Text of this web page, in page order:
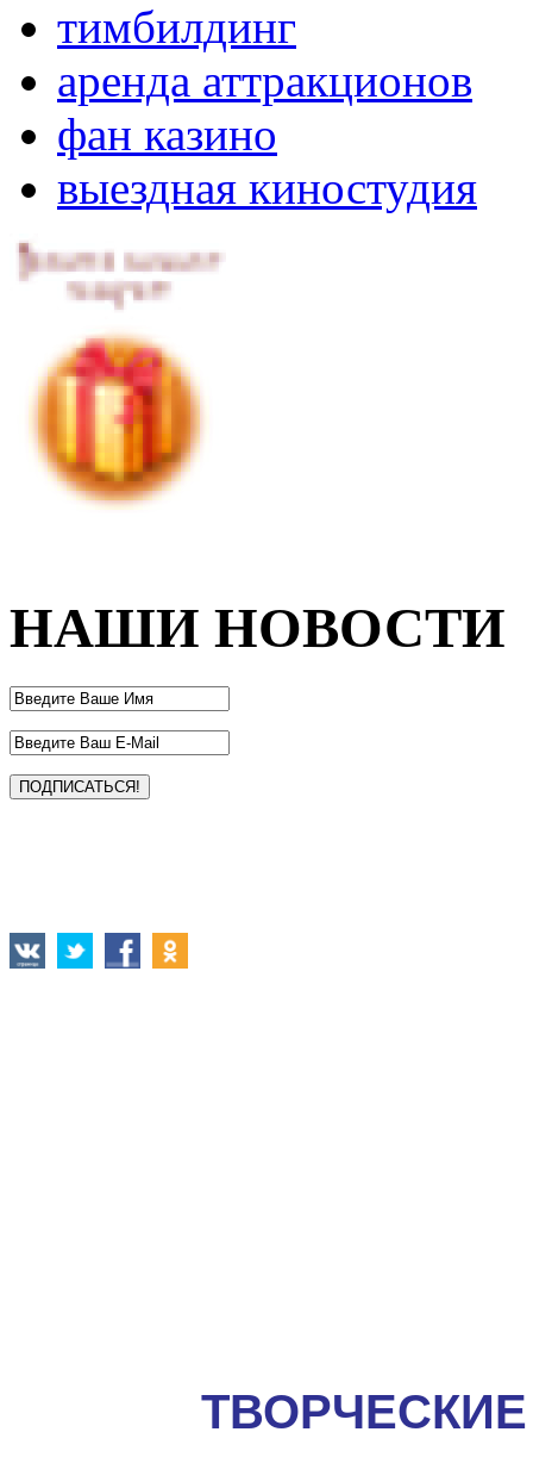
тимбилдинг
аренда аттракционов
фан казино
выездная киностудия
НАШИ НОВОСТИ